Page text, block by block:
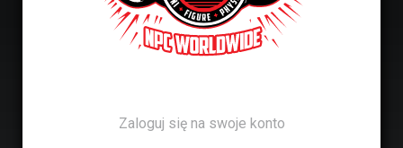
Zaloguj się na swoje konto